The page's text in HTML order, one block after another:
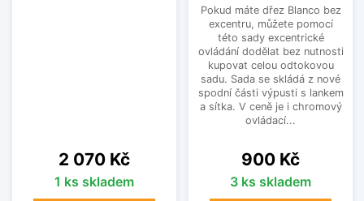
Cena
2 070 Kč
1 ks skladem
Pokud máte dřez Blanco bez
excentru, můžete pomocí
této sady excentrické
ovládání dodělat bez nutnosti
kupovat celou odtokovou
sadu. Sada se skládá z nové
spodní části výpusti s lankem
a sítka. V ceně je i chromový
ovládací...
Cena
900 Kč
3 ks skladem